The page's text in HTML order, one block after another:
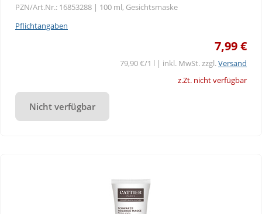
PZN/Art.Nr.: 16853288 | 100 ml, Gesichtsmaske
Pflichtangaben
7,99 €
79,90 €/1 l | inkl. MwSt. zzgl.Versand
z.Zt. nicht verfügbar
Nicht verfügbar